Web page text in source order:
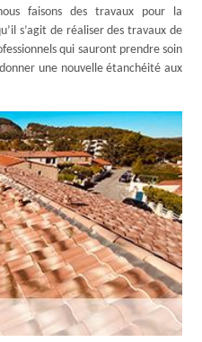
faisons des travaux pour la
s’agit de réaliser des travaux de
qui sauront prendre soin
une nouvelle étanchéité aux